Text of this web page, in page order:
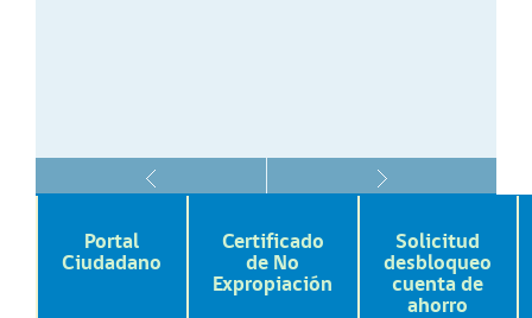
Portal
Ciudadano
Certificado
de No
Expropiación
Solicitud
desbloqueo
cuenta de
ahorro